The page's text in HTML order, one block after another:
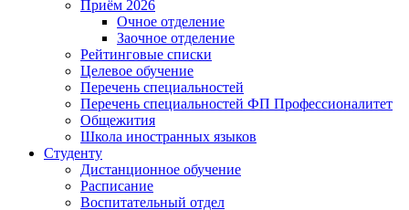
Приём 2026
Очное отделение
Заочное отделение
Рейтинговые списки
Целевое обучение
Перечень специальностей
Перечень специальностей ФП Профессионалитет
Общежития
Школа иностранных языков
Студенту
Дистанционное обучение
Расписание
Воспитательный отдел